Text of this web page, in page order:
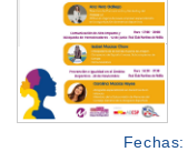
Fechas: